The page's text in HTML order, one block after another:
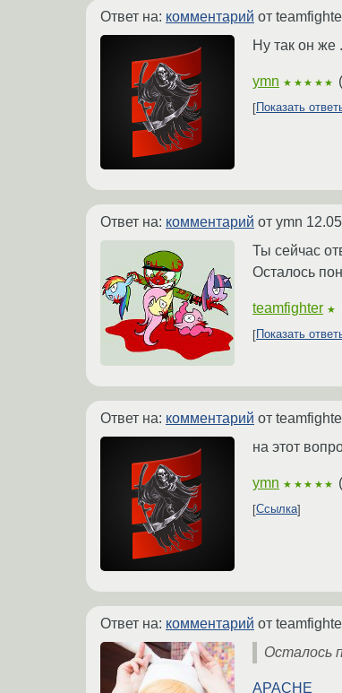
Ответ на: комментарий от
Ну так он же
ymn ★★★★★ (
Показать
Ответ на: комментарий от ymn
Ты сейчас
Осталось
teamfighter ★
Показать
Ответ на: комментарий от
на этот
ymn ★★★★★ (
Ссылка
Ответ на: комментарий от
Осталось
APACHE